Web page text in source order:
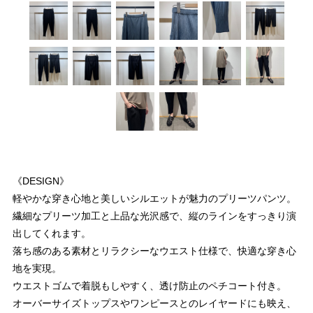
《DESIGN》
軽やかな穿き心地と美しいシルエットが魅力のプリーツパンツ。
繊細なプリーツ加工と上品な光沢感で、縦のラインをすっきり演
出してくれます。
落ち感のある素材とリラクシーなウエスト仕様で、快適な穿き心
地を実現。
ウエストゴムで着脱もしやすく、透け防止のペチコート付き。
オーバーサイズトップスやワンピースとのレイヤードにも映え、